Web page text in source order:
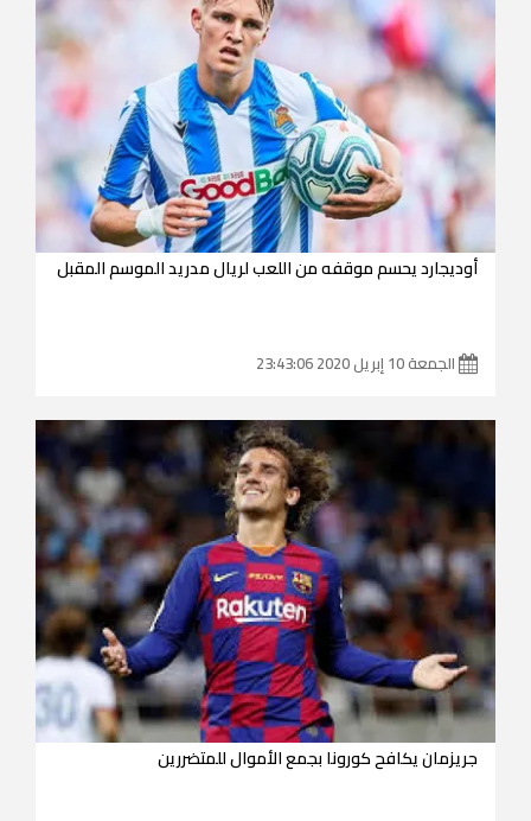
أوديجارد يحسم موقفه من اللعب لريال مدريد الموسم المقبل
الجمعة 10 إبريل 2020 23:43:06
جريزمان يكافح كورونا بجمع الأموال للمتضررين